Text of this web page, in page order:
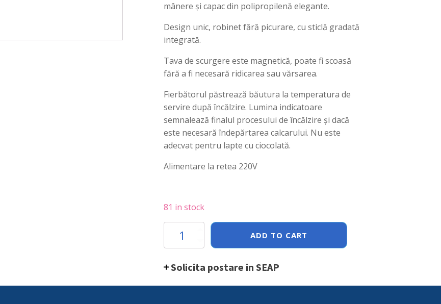
mânere și capac din polipropilenă elegante.
Design unic, robinet fără picurare, cu sticlă gradată
integrată.
Tava de scurgere este magnetică, poate fi scoasă
fără a fi necesară ridicarea sau vărsarea.
Fierbătorul păstrează băutura la temperatura de
servire după încălzire. Lumina indicatoare
semnalează finalul procesului de încălzire și dacă
este necesară îndepărtarea calcarului. Nu este
adecvat pentru lapte cu ciocolată.
Alimentare la retea 220V
81 in stock
Boiler
pentru
bauturi
9
ADD TO CART
Solicita postare in SEAP